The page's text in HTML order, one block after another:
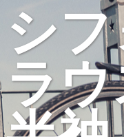
シ
ラ